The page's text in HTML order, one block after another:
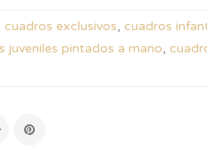
cuadros exclusivos,cuadros
juveniles pintados a mano,